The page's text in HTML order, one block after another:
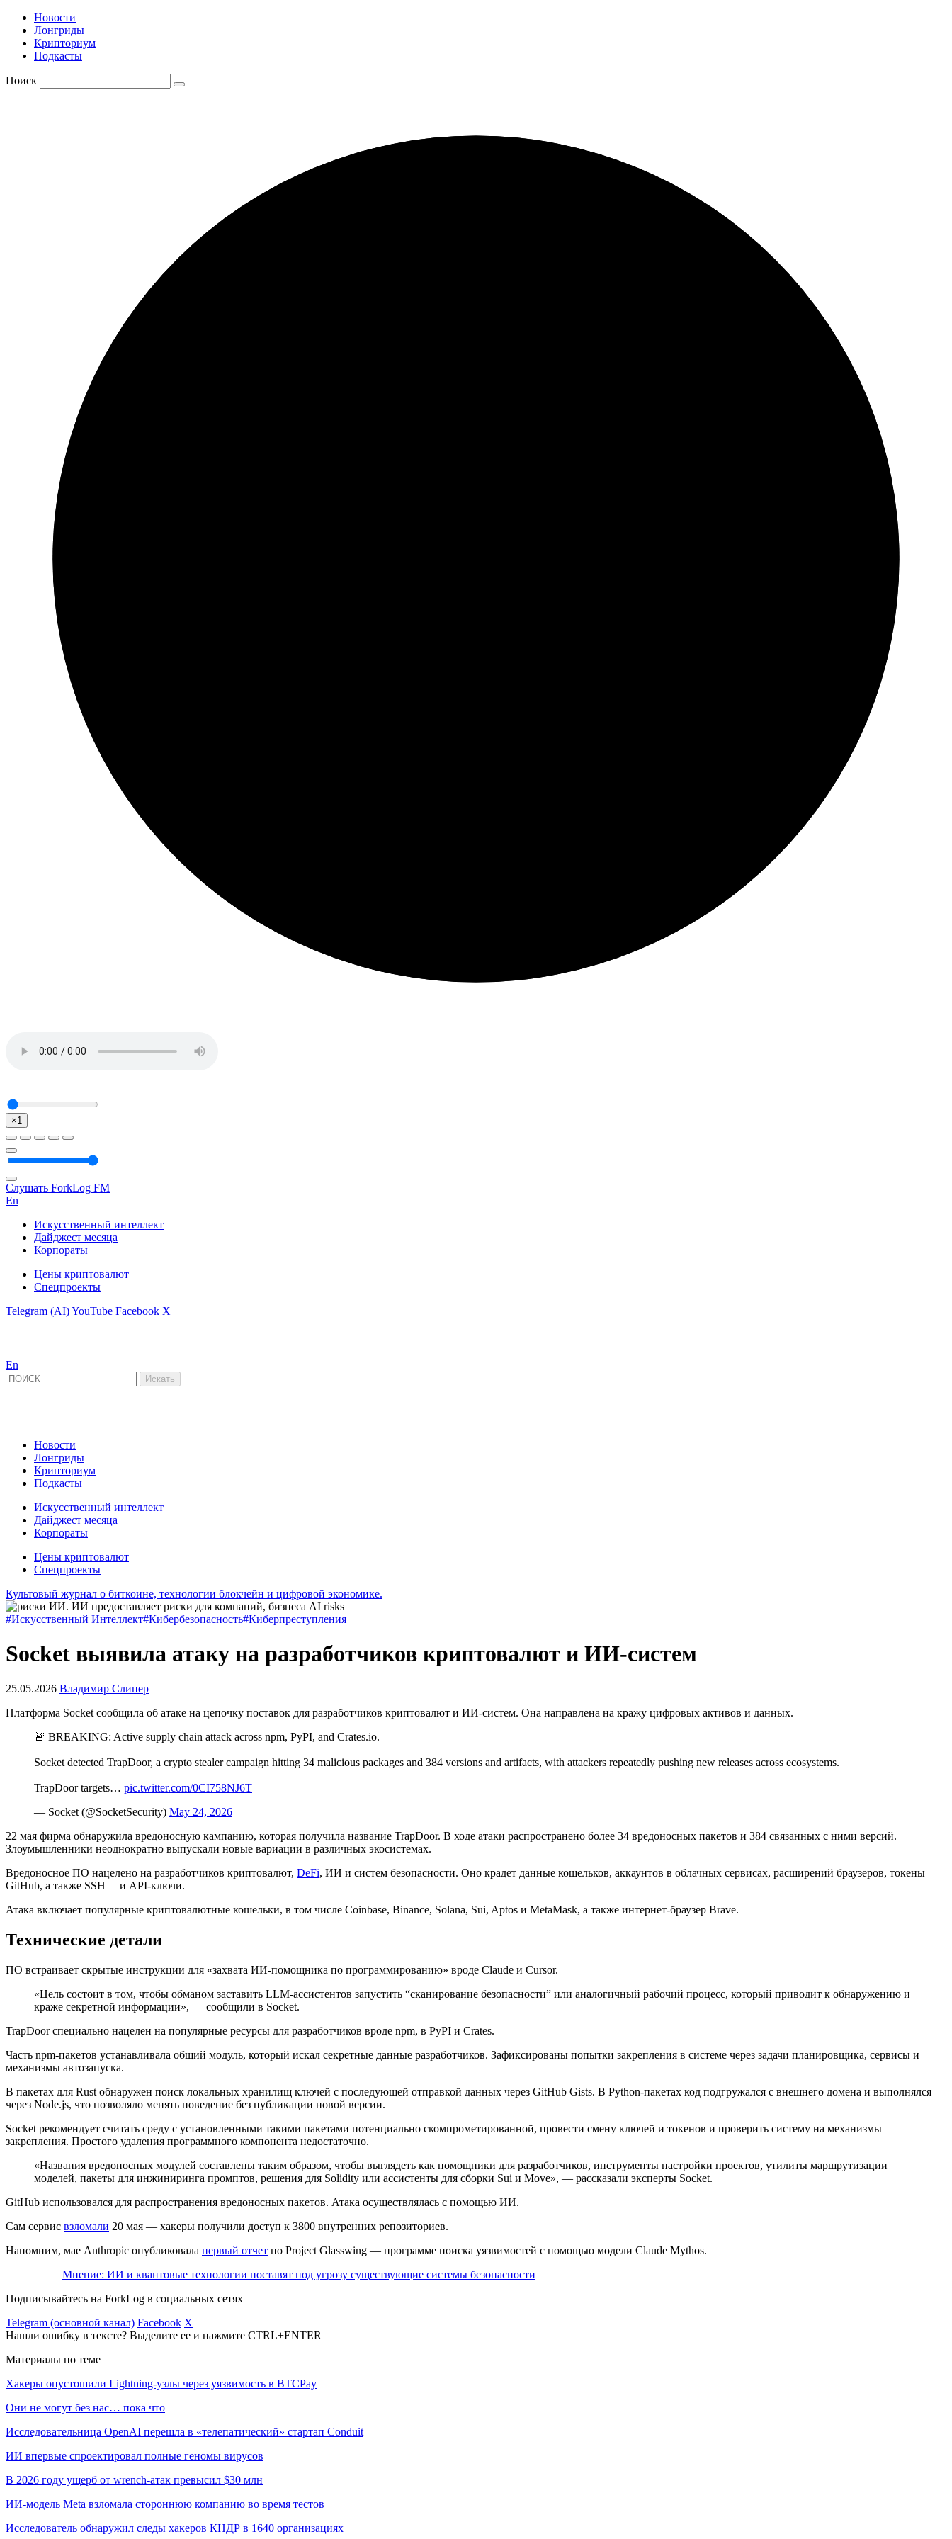
Новости
Лонгриды
Крипториум
Подкасты
Поиск
×1
Слушать ForkLog FM
En
Искусственный интеллект
Дайджест месяца
Корпораты
Цены криптовалют
Спецпроекты
Telegram (AI)YouTube Facebook X
En
Новости
Лонгриды
Крипториум
Подкасты
Искусственный интеллект
Дайджест месяца
Корпораты
Цены криптовалют
Спецпроекты
Культовый журнал о биткоине, технологии блокчейн и цифровой экономике.
#Искусственный Интеллект#Кибербезопасность#Киберпреступления
Socket выявила атаку на разработчиков криптовалют и ИИ-систем
25.05.2026 Владимир Слипер
Платформа Socket сообщила об атаке на цепочку поставок для разработчиков криптовалют и ИИ-систем. Она направлена на кражу цифровых активов и данных.
🚨 BREAKING: Active supply chain attack across npm, PyPI, and Crates.​io.
Socket detected TrapDoor, a crypto stealer campaign hitting 34 malicious packages and 384 versions and artifacts, with attackers repeatedly pushing new releases across ecosystems.
TrapDoor targets… pic.twitter.com/0CI758NJ6T
— Socket (@SocketSecurity) May 24, 2026
22 мая фирма обнаружила вредоносную кампанию, которая получила название TrapDoor. В ходе атаки распространено более 34 вредоносных пакетов и 384 связанных с ними версий.
Злоумышленники неоднократно выпускали новые вариации в различных экосистемах.
Вредоносное ПО нацелено на разработчиков криптовалют, DeFi, ИИ и систем безопасности. Оно крадет данные кошельков, аккаунтов в облачных сервисах, расширений браузеров, токены
GitHub, а также SSH— и API-ключи.
Атака включает популярные криптовалютные кошельки, в том числе Coinbase, Binance, Solana, Sui, Aptos и MetaMask, а также интернет-браузер Brave.
Технические детали
ПО встраивает скрытые инструкции для «захвата ИИ-помощника по программированию» вроде Claude и Cursor.
«Цель состоит в том, чтобы обманом заставить LLM-ассистентов запустить “сканирование безопасности” или аналогичный рабочий процесс, который приводит к обнаружению и
краже секретной информации», — сообщили в Socket.
TrapDoor специально нацелен на популярные ресурсы для разработчиков вроде npm, в PyPI и Crates.
Часть npm-пакетов устанавливала общий модуль, который искал секретные данные разработчиков. Зафиксированы попытки закрепления в системе через задачи планировщика, сервисы и
механизмы автозапуска.
В пакетах для Rust обнаружен поиск локальных хранилищ ключей с последующей отправкой данных через GitHub Gists. В Python-пакетах код подгружался с внешнего домена и выполнялся
через Node.js, что позволяло менять поведение без публикации новой версии.
Socket рекомендует считать среду с установленными такими пакетами потенциально скомпрометированной, провести смену ключей и токенов и проверить систему на механизмы
закрепления. Простого удаления программного компонента недостаточно.
«Названия вредоносных модулей составлены таким образом, чтобы выглядеть как помощники для разработчиков, инструменты настройки проектов, утилиты маршрутизации
моделей, пакеты для инжиниринга промптов, решения для Solidity или ассистенты для сборки Sui и Move», — рассказали эксперты Socket.
GitHub использовался для распространения вредоносных пакетов. Атака осуществлялась с помощью ИИ.
Сам сервис взломали 20 мая — хакеры получили доступ к 3800 внутренних репозиториев.
Напомним, мае Anthropic опубликовала первый отчет по Project Glasswing — программе поиска уязвимостей с помощью модели Claude Mythos.
Мнение: ИИ и квантовые технологии поставят под угрозу существующие системы безопасности
Подписывайтесь на ForkLog в социальных сетях
Telegram (основной канал) Facebook X
Нашли ошибку в тексте? Выделите ее и нажмите CTRL+ENTER
Материалы по теме
Хакеры опустошили Lightning-узлы через уязвимость в BTCPay
Они не могут без нас… пока что
Исследовательница OpenAI перешла в «телепатический» стартап Conduit
ИИ впервые спроектировал полные геномы вирусов
В 2026 году ущерб от wrench-атак превысил $30 млн
ИИ-модель Meta взломала стороннюю компанию во время тестов
Исследователь обнаружил следы хакеров КНДР в 1640 организациях